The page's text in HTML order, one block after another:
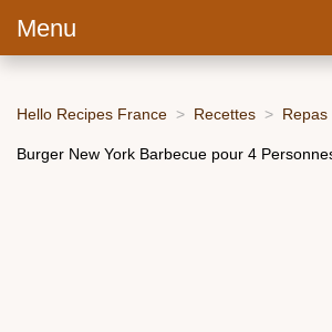
Menu
Hello Recipes France Recettes Repas
Burger New York Barbecue pour 4